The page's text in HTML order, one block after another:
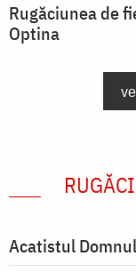
Rugăciunea de
Optina
Acatistul